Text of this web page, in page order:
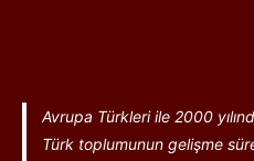
Avrupa Türkleri ile 2000
Türk toplumunun gelişme